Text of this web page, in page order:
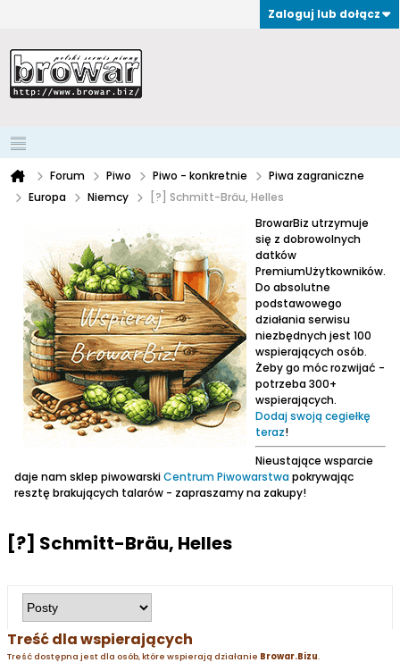
Zaloguj lub dołącz
Forum Piwo Piwo - konkretnie
Piwa zagraniczne
Europa
Niemcy
[?] Schmitt-Bräu, Helles
BrowarBiz utrzymuje
się z dobrowolnych
datków
PremiumUżytkowników.
Do absolutne
podstawowego
działania serwisu
niezbędnych jest 100
wspierających osób.
Żeby go móc rozwijać -
potrzeba 300+
wspierających.
Dodaj swoją cegiełkę
teraz!
Nieustające wsparcie
daje nam sklep piwowarskiCentrum Piwowarstwapokrywając
resztę brakujących talarów - zapraszamy na zakupy!
[?] Schmitt-Bräu, Helles
Treść dla wspierających
Treść dostępna jest dla osób, które wspierają działanie Browar.Bizu.